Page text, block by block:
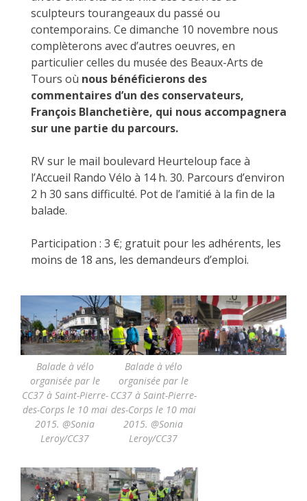
sculpteurs tourangeaux du passé ou
contemporains. Ce dimanche 10 novembre nous
complèterons avec d’autres oeuvres, en
particulier celles du musée des Beaux-Arts de
Tours où nous bénéficierons des
commentaires d’un des conservateurs,
François Blanchetière, qui nous accompagnera
sur une partie du parcours.
RV sur le mail boulevard Heurteloup face à
l’Accueil Rando Vélo à 14 h. 30. Parcours d’environ
2 h 30 sans difficulté. Pot de l’amitié à la fin de la
balade.
Participation : 3 €; gratuit pour les adhérents, les
moins de 18 ans, les demandeurs d’emploi.
Balade à vélo
organisée par le
CC37 à Saint-Pierre-
des-Corps le 10 mai
2015. @Sonia
Leroy/CC37
Balade à vélo
organisée par le
CC37 à Saint-Pierre-
des-Corps le 10 mai
2015. @Sonia
Leroy/CC37